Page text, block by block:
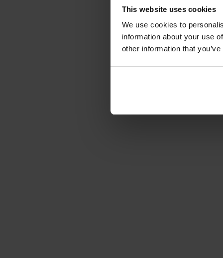
This website uses cookies
We use cookies to
information about your use
other information that